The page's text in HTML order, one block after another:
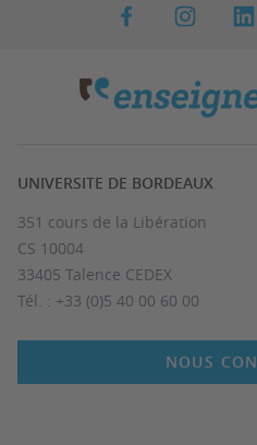
UNIVERSITE DE BORDEAUX
351 cours de la Libération
CS 10004
33405 Talence CEDEX
Tél. : +33 (0)5 40 00 60 00
NOUS